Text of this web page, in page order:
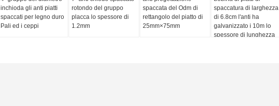
inchioda gli anti piatti
spaccati per legno duro
Pali ed i ceppi
rotondo del gruppo
placca lo spessore di
1.2mm
spaccata del Odm di
rettangolo del piatto di
25mm×75mm
spaccatura di larghezza
di 6.8cm l'anti ha
galvanizzato i 10m lo
spessore di lunghezza